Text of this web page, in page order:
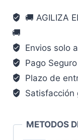
llav
vaso
cantidad
🚚 AGILIZA
🚚
Envios solo
Pago Seguro
Plazo de
Satisfacción
METODOS